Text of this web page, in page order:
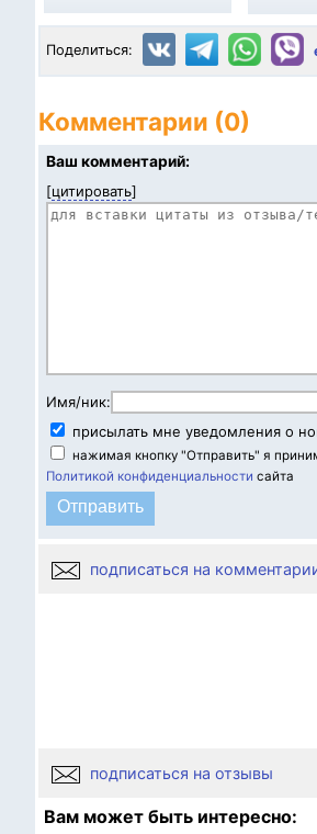
Поделиться:
Комментарии (0)
Ваш комментарий:
[цитировать]
Имя/ник:
присылать мне уведомления о
нажимая кнопку "Отправить" я
Политикой конфиденциальности сайта
подписаться на
подписаться на отзывы
Вам может быть интересно: